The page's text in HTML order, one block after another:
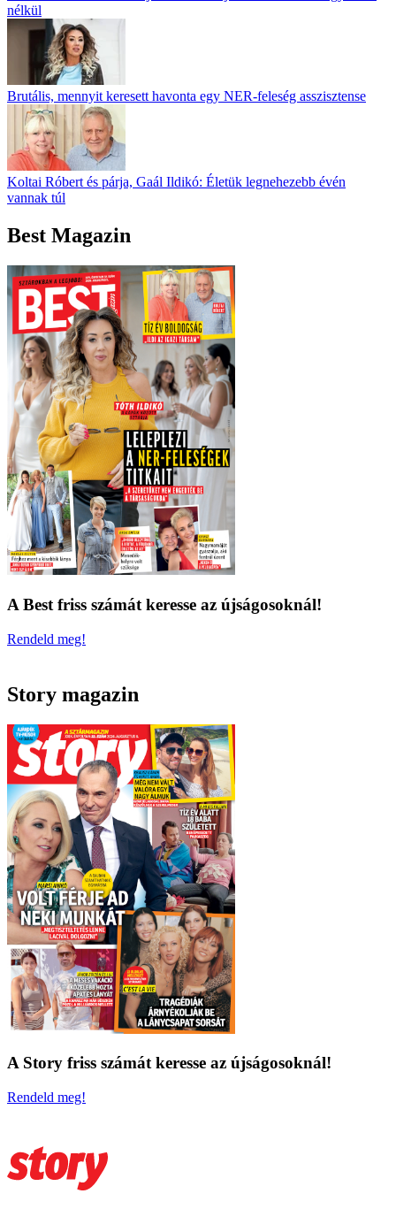
nélkül
Brutális, mennyit keresett havonta egy NER-feleség asszisztense
Koltai Róbert és párja, Gaál Ildikó: Életük legnehezebb évén
vannak túl
Best Magazin
A Best friss számát keresse az újságosoknál!
Rendeld meg!
Story magazin
A Story friss számát keresse az újságosoknál!
Rendeld meg!